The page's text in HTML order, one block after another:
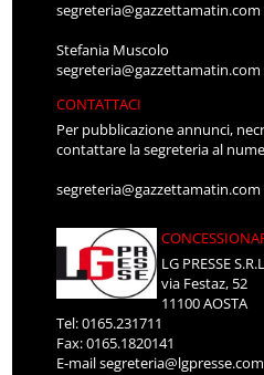
segreteria@gazzettamatin.com
Stefania Muscolo
segreteria@gazzettamatin.com
CONTATTACI
Per pubblicazione annunci,
contattare la segreteria al
segreteria@gazzettamatin.com
LG PRESSE
via Festaz, 52
11100 AOSTA
Tel: 0165.231711
Fax: 0165.1820141
E-mailsegreteria@lgpresse.com